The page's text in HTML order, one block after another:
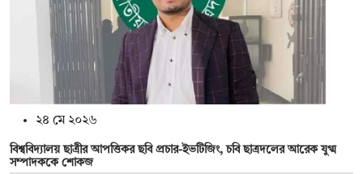
২৪ মে ২০২৬
বিশ্ববিদ্যালয় ছাত্রীর আপত্তিকর ছবি প্রচার-ইভটিজিং, চবি ছাত্রদলের আরেক যুগ্ম
সম্পাদককে শোকজ